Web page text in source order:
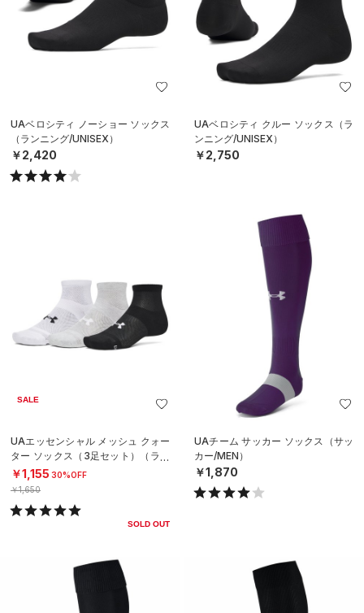
UAベロシティ ノーショー ソックス
（ランニング/UNISEX）
￥2,420
UAベロシティ クルー ソックス（ラ
ンニング/UNISEX）
￥2,750
SALE
UAエッセンシャル メッシュ クォー
ター ソックス（3足セット）（ライ
フスタイル/UNISEX）
￥1,155 30%OFF
￥1,650
SOLD OUT
UAチーム サッカー ソックス（サッ
カー/MEN）
￥1,870